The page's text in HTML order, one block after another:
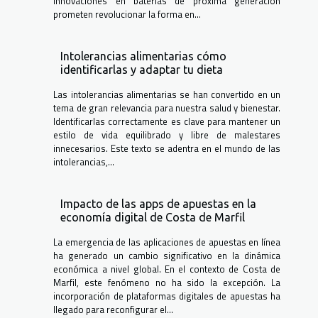
prometen revolucionar la forma en...
Intolerancias alimentarias cómo
identificarlas y adaptar tu dieta
Las intolerancias alimentarias se han convertido en un
tema de gran relevancia para nuestra salud y bienestar.
Identificarlas correctamente es clave para mantener un
estilo de vida equilibrado y libre de malestares
innecesarios. Este texto se adentra en el mundo de las
intolerancias,...
Impacto de las apps de apuestas en la
economía digital de Costa de Marfil
La emergencia de las aplicaciones de apuestas en línea
ha generado un cambio significativo en la dinámica
económica a nivel global. En el contexto de Costa de
Marfil, este fenómeno no ha sido la excepción. La
incorporación de plataformas digitales de apuestas ha
llegado para reconfigurar el...